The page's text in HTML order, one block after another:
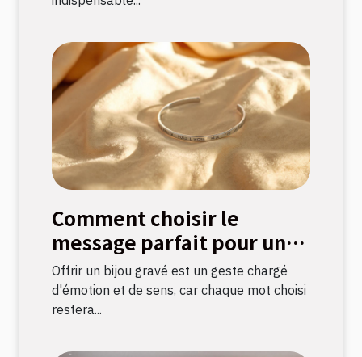
Comment choisir le
message parfait pour un
bijou gravé ?
Offrir un bijou gravé est un geste chargé
d'émotion et de sens, car chaque mot choisi
restera...